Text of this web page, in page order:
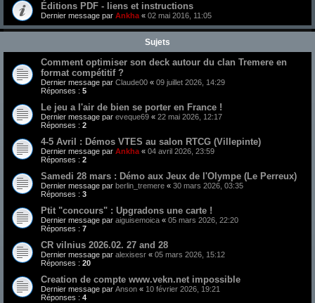
Éditions PDF - liens et instructions
Dernier message par Ankha« 02 mai 2016, 11:05
Sujets
Comment optimiser son deck autour du clan Tremere en
format compétitif ?
Dernier message par Claude00 « 09 juillet 2026, 14:29
Réponses : 5
Le jeu a l'air de bien se porter en France !
Dernier message par eveque69 « 22 mai 2026, 12:17
Réponses : 2
4-5 Avril : Démos VTES au salon RTCG (Villepinte)
Dernier message par Ankha« 04 avril 2026, 23:59
Réponses : 2
Samedi 28 mars : Démo aux Jeux de l'Olympe (Le Perreux)
Dernier message par berlin_tremere « 30 mars 2026, 03:35
Réponses : 3
Ptit "concours" : Upgradons une carte !
Dernier message par aiguisemoica « 05 mars 2026, 22:20
Réponses : 7
CR vilnius 2026.02. 27 and 28
Dernier message par alexisesr « 05 mars 2026, 15:12
Réponses : 20
Creation de compte www.vekn.net impossible
Dernier message par Anson « 10 février 2026, 19:21
Réponses : 4